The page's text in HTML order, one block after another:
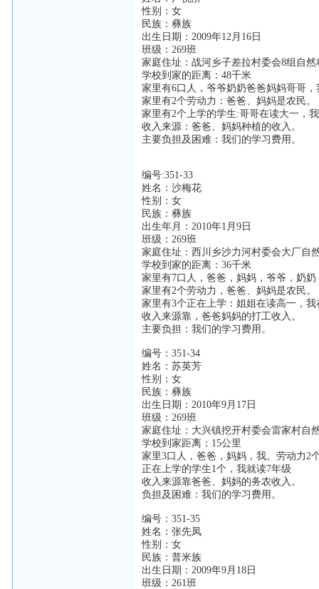
性别：女
民族：彝族
出生日期：2009年12月16日
班级：269班
家庭住址：战河乡子差拉村委会8组自然
学校到家的距离：48千米
家里有6口人，爷爷奶奶爸爸妈妈哥哥，
家里有2个劳动力：爸爸、妈妈是农民。
家里有2个上学的学生:哥哥在读大一，
收入来源：爸爸、妈妈种植的收入。
主要负担及困难：我们的学习费用。
编号:351-33
姓名：沙梅花
性别：女
民族：彝族
出生年月：2010年1月9日
班级：269班
家庭住址：西川乡沙力河村委会大厂自
学校到家的距离：36千米
家里有7口人，爸爸，妈妈，爷爷，奶
家里有2个劳动力，爸爸、妈妈是农民。
家里有3个正在上学：姐姐在读高一，
收入来源靠，爸爸妈妈的打工收入。
主要负担：我们的学习费用。
编号：351-34
姓名：苏英芳
性别：女
民族：彝族
出生日期：2010年9月17日
班级：269班
家庭住址：大兴镇挖开村委会雷家村自
学校到家距离：15公里
家里3口人，爸爸，妈妈，我。劳动力2
正在上学的学生1个，我就读7年级
收入来源靠爸爸、妈妈的务农收入。
负担及困难：我们的学习费用。
编号：351-35
姓名：张先凤
性别：女
民族：普米族
出生日期：2009年9月18日
班级：261班